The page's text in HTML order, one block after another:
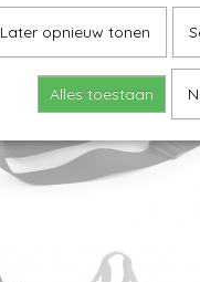
Later opnieuw tonen
Alles toestaan